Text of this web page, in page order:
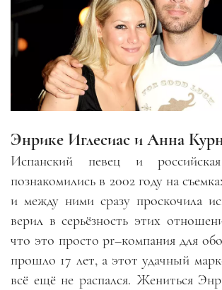
Энрике Иглесиас и Анна
Испанский певец и российская
познакомились в 2002 году на
и между ними сразу проскочила
верил в серьёзность этих
что это простоpr–компания для
прошло 17 лет, а этот удачный
всё ещё не распался. Жениться